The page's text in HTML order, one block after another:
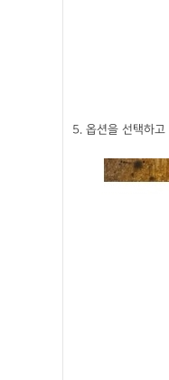
5. 옵션을 선택하